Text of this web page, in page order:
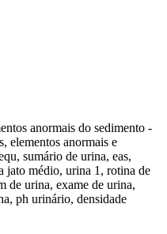
anormais do sedimento -
elementos anormais e
sumário de urina, eas,
jato médio, urina 1, rotina de
de urina, exame de urina,
ph urinário, densidade